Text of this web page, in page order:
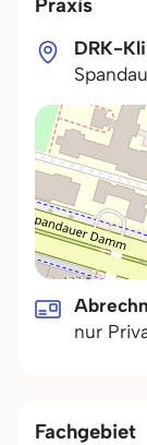
DRK-
nur
Fachgebiet